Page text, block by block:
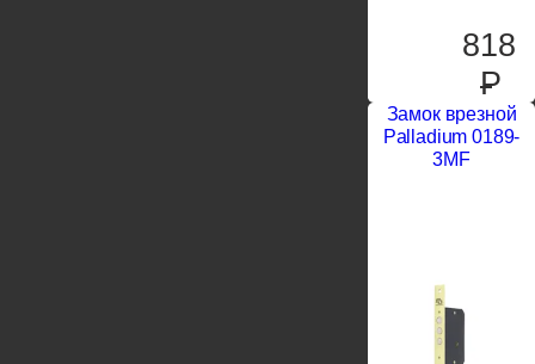
818
P
Замок врезной
Palladium 0189-
3MF